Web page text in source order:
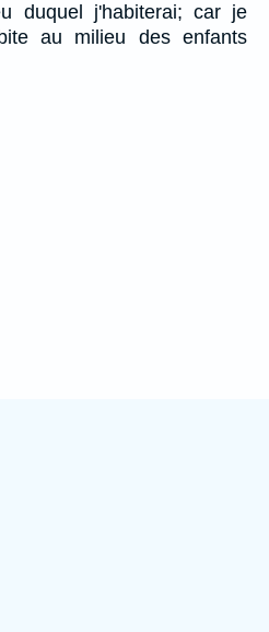
duquel j'habiterai; car je
au milieu des enfants